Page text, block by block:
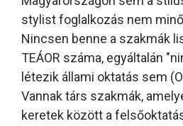
stylist foglalkozás nem
Nincsen benne a szakmák
TEÁOR száma, egyáltalán
létezik állami oktatás sem
Vannak társ szakmák,
keretek között a